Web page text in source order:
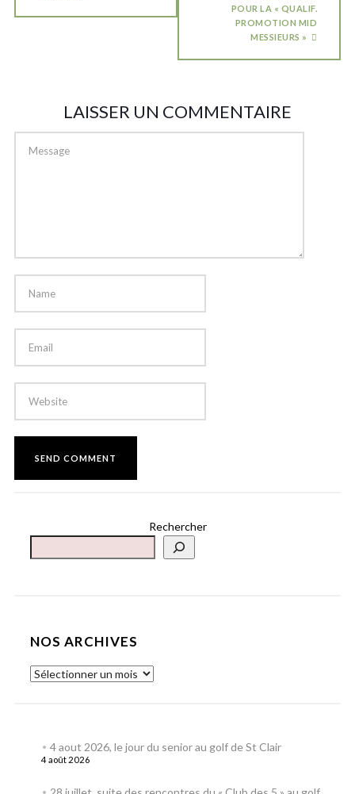
POUR LA « QUALIF.
PROMOTION MID
MESSIEURS »
LAISSER UN COMMENTAIRE
Rechercher
NOS ARCHIVES
4 aout 2026, le jour du senior au golf de St Clair
4 août 2026